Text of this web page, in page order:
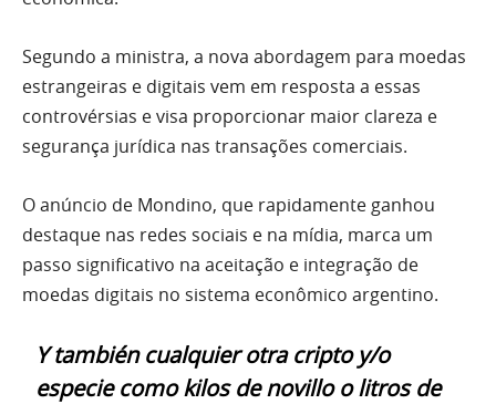
Segundo a ministra, a nova abordagem para moedas
estrangeiras e digitais vem em resposta a essas
controvérsias e visa proporcionar maior clareza e
segurança jurídica nas transações comerciais.
O anúncio de Mondino, que rapidamente ganhou
destaque nas redes sociais e na mídia, marca um
passo significativo na aceitação e integração de
moedas digitais no sistema econômico argentino.
Y también cualquier otra cripto y/o
especie como kilos de novillo o litros de